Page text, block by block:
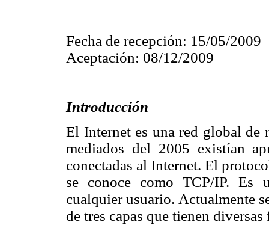
Fecha de recepción: 15/05/2009
Aceptación: 08/12/2009
Introducción
El Internet es una red global de
mediados del 2005 existían
conectadas al Internet. El
se conoce como TCP/IP. Es
cualquier usuario. Actualmente
de tres capas que tienen